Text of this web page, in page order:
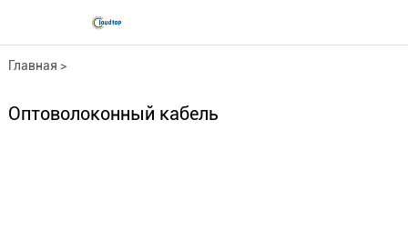
Главная >
Оптоволоконный кабель...
Оптоволоконный кабель